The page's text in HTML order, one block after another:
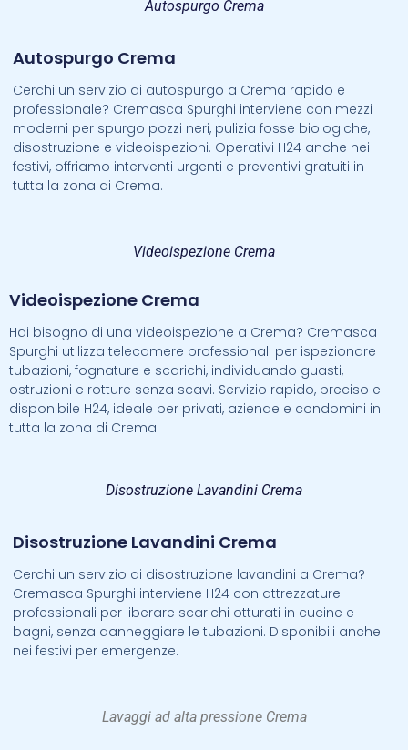
Autospurgo Crema
Autospurgo Crema
Cerchi un servizio di autospurgo a Crema rapido e
professionale? Cremasca Spurghi interviene con mezzi
moderni per spurgo pozzi neri, pulizia fosse biologiche,
disostruzione e videoispezioni. Operativi H24 anche nei
festivi, offriamo interventi urgenti e preventivi gratuiti in
tutta la zona di Crema.
Videoispezione Crema
Videoispezione Crema
Hai bisogno di una videoispezione a Crema? Cremasca
Spurghi utilizza telecamere professionali per ispezionare
tubazioni, fognature e scarichi, individuando guasti,
ostruzioni e rotture senza scavi. Servizio rapido, preciso e
disponibile H24, ideale per privati, aziende e condomini in
tutta la zona di Crema.
Disostruzione Lavandini Crema
Disostruzione Lavandini Crema
Cerchi un servizio di disostruzione lavandini a Crema?
Cremasca Spurghi interviene H24 con attrezzature
professionali per liberare scarichi otturati in cucine e
bagni, senza danneggiare le tubazioni. Disponibili anche
nei festivi per emergenze.
Lavaggi ad alta pressione Crema